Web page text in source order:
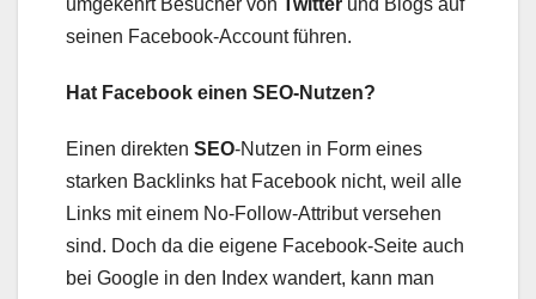
umgekehrt Besucher von Twitter und Blogs auf
seinen Facebook-Account führen.
Hat Facebook einen SEO-Nutzen?
Einen direkten SEO-Nutzen in Form eines
starken Backlinks hat Facebook nicht, weil alle
Links mit einem No-Follow-Attribut versehen
sind. Doch da die eigene Facebook-Seite auch
bei Google in den Index wandert, kann man